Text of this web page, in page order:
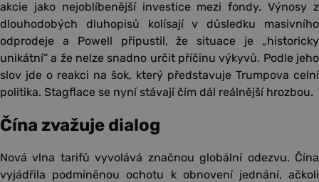
akcie jako nejoblíbenější investice mezi fondy. Výnosy z
dlouhodobých dluhopisů kolísají v důsledku masivního
odprodeje a Powell připustil, že situace je „historicky
unikátní“ a že nelze snadno určit příčinu výkyvů. Podle jeho
slov jde o reakci na šok, který představuje Trumpova celní
politika. Stagflace se nyní stávají čím dál reálnější hrozbou.
Čína zvažuje dialog
Nová vlna tarifů vyvolává značnou globální odezvu. Čína
vyjádřila podmíněnou ochotu k obnovení jednání, ačkoli